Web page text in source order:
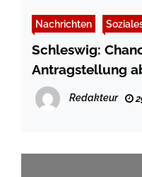
Nachrichten
Schleswig:
Antragstellung
möglich
Redakteur